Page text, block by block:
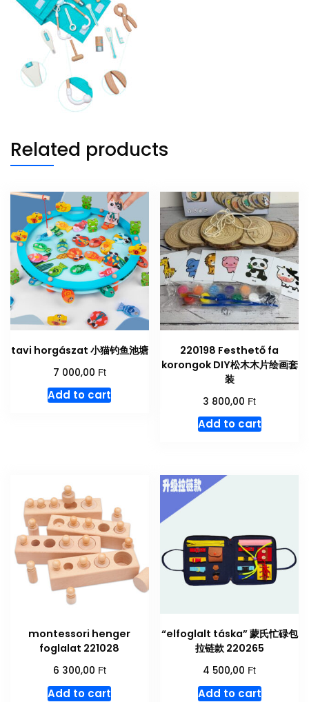
Related products
tavi horgászat 小猫钓鱼池塘
7 000,00 Ft
Add to cart
220198 Festhető fa
korongok DIY松木木片绘画套
装
3 800,00 Ft
Add to cart
montessori henger
foglalat 221028
6 300,00 Ft
Add to cart
“elfoglalt táska” 蒙氏忙碌包
拉链款 220265
4 500,00 Ft
Add to cart